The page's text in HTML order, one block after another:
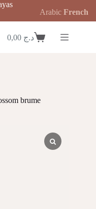
Panierد.ج
brume
Arabic French